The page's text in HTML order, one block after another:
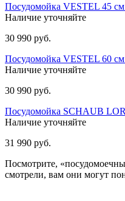
Посудомойка VESTEL 45
Наличие уточняйте
30 990 руб.
Посудомойка VESTEL 60
Наличие уточняйте
30 990 руб.
Посудомойка SCHAUB
Наличие уточняйте
31 990 руб.
Посмотрите,
смотрели, вам они могут